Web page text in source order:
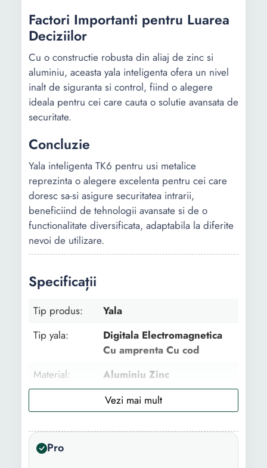
Factori Importanti pentru Luarea
Deciziilor
Cu o constructie robusta din aliaj de zinc si
aluminiu, aceasta yala inteligenta ofera un nivel
inalt de siguranta si control, fiind o alegere
ideala pentru cei care cauta o solutie avansata de
securitate.
Concluzie
Yala inteligenta TK6 pentru usi metalice
reprezinta o alegere excelenta pentru cei care
doresc sa-si asigure securitatea intrarii,
beneficiind de tehnologii avansate si de o
functionalitate diversificata, adaptabila la diferite
nevoi de utilizare.
Specificații
Tip produs:
Yala
Tip yala:
Digitala Electromagnetica
Cu amprenta Cu cod
Material:
Aluminiu Zinc
Negru/Argintiu
Continut
Pro